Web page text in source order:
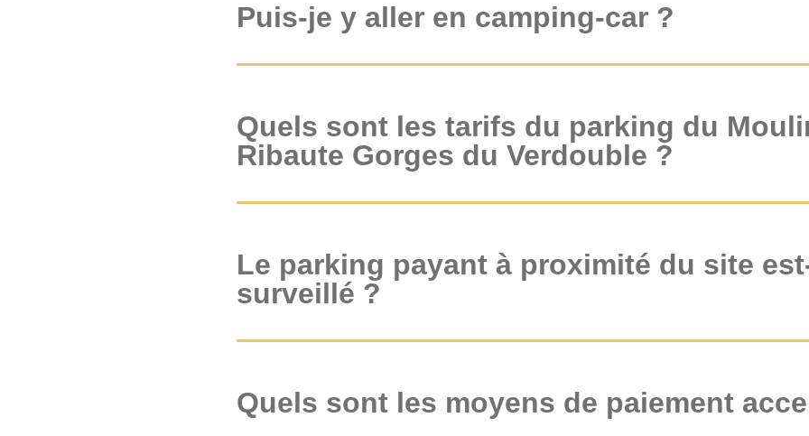
Puis-je y aller en camping-car ?
Quels sont les tarifs du parking du
Ribaute Gorges du Verdouble ?
Le parking payant à proximité du site
surveillé ?
Quels sont les moyens de paiement